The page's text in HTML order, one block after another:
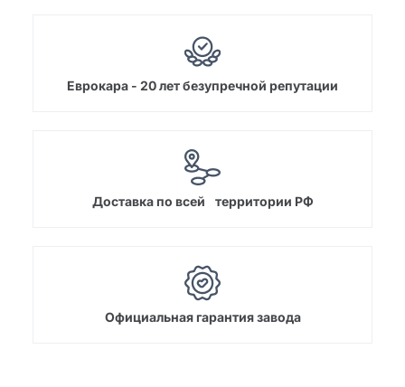
Еврокара - 20 лет безупречной репутации
Доставка по всей территории РФ
Официальная гарантия завода